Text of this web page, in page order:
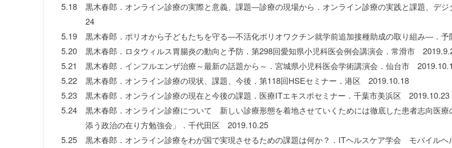
5.18
黒木春郎．オンライン診療の実際と意義、課題―診療の現場から．オンライン診療の実践と課題、デ
24
5.19
黒木春郎．ポリオから子どもたちを守る―不活化ポリオワクチン就学前追加接種助成の取り組み―．
5.20
黒木春郎．ロタウィルス胃腸炎の動向と予防．第298回愛知県小児科医会例会講演会．常滑市
5.21
黒木春郎．インフルエンザ治療～最新の話題から～．宮城県小児科医会学術講演会．仙台市
5.22
黒木春郎．オンライン診療の現状、課題、今後．第118回HSEセミナー．港区 2019.10.18
5.23
黒木春郎．オンライン診療の現在と今後の課題．医療ITエキスポセミナー．千葉市美浜区 2019.10.23
5.24
黒木春郎．オンライン診療について 新しい診療形態を着地させていくためには徹底した患者志向医療
添う政治の在り方勉強会」．千代田区 2019.10.25
5.25
黒木春郎．オンライン診療をわが国で実現させるための課題は何か？．ITヘルスケア学会 モバイル